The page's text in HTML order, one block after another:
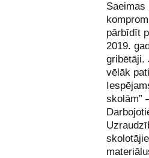
pārbīdīt
2019.
gribētāji.
vēlāk
skolām”